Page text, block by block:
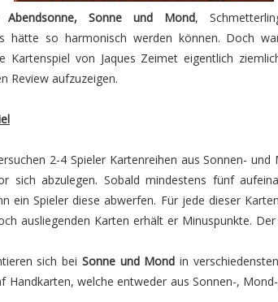
Sonne und Mond,
hätte so harmonisch werden können. Doch
Kartenspiel von Jaques Zeimet eigentlich
Review aufzuzeigen.
2-4 Spieler Kartenreihen aus Sonnen- und
sich abzulegen. Sobald mindestens fünf
ein Spieler diese abwerfen. Für jede dieser
ausliegenden Karten erhält er Minuspunkte.
sich bei Sonne und Mond in
Handkarten, welche entweder aus Sonnen-,